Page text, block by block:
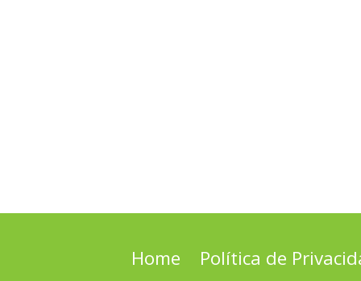
Home Política de